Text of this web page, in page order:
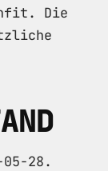
Die
28.